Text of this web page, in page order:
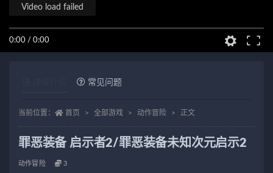
0:00 / 0:00
Video load failed
常见问题
当前位置： 首页 全部游戏 动作冒险 正文
罪恶装备 启示者2/罪恶装备未知次元启示2
动作冒险 3